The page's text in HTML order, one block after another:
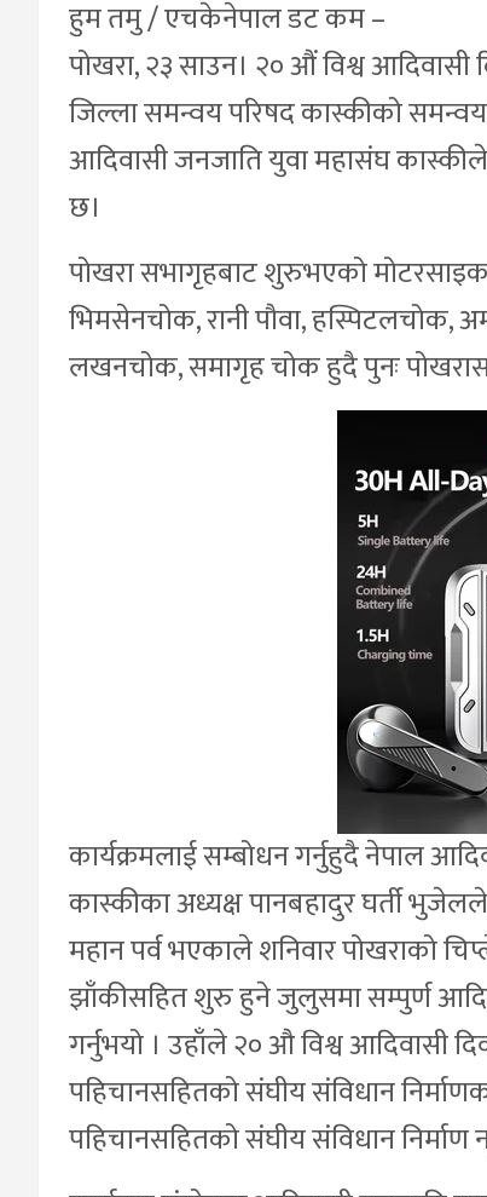
हुम तमु / एचकेनेपाल डट कम –
पोखरा, २३ साउन। २० औं विश्व
जिल्ला समन्वय परिषद कास्कीको
आदिवासी जनजाति युवा महासंघ कास्कीले
छ।
पोखरा सभागृहबाट शुरुभएको
भिमसेनचोक, रानी पौवा, हस्पिटलचोक,
लखनचोक, समागृह चोक हुदै पुनः
कार्यक्रमलाई सम्बोधन गर्नुहुदै नेपाल
कास्कीका अध्यक्ष पानबहादुर घर्ती
महान पर्व भएकाले शनिवार पोखराको
झाँकीसहित शुरु हुने जुलुसमा सम्पुर्ण
गर्नुभयो । उहाँले २० औ विश्व आदिवासी
पहिचानसहितको संघीय संविधान
पहिचानसहितको संघीय संविधान निर्माण